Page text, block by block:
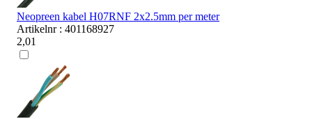
Neopreen kabel H07RNF 2x2.5mm per meter
Artikelnr : 401168927
2,01